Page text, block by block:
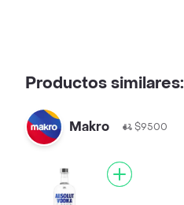
Productos similares:
Makro $9500